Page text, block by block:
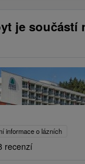
je součástí
informace o lázních
recenzí